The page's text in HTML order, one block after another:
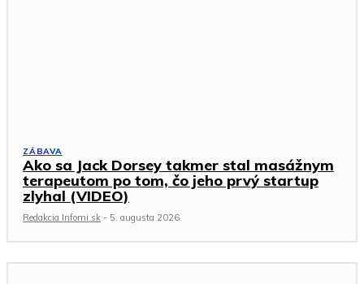
ZÁBAVA
Ako sa Jack Dorsey takmer stal masážnym
terapeutom po tom, čo jeho prvý startup
zlyhal (VIDEO)
Redakcia Infomi.sk - 5. augusta 2026